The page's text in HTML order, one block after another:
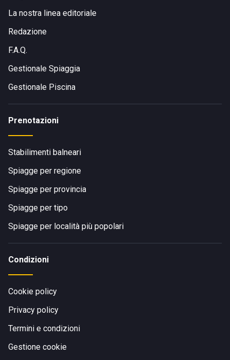
La nostra linea editoriale
Redazione
F.A.Q.
Gestionale Spiaggia
Gestionale Piscina
Prenotazioni
Stabilimenti balneari
Spiagge per regione
Spiagge per provincia
Spiagge per tipo
Spiagge per località più popolari
Condizioni
Cookie policy
Privacy policy
Termini e condizioni
Gestione cookie